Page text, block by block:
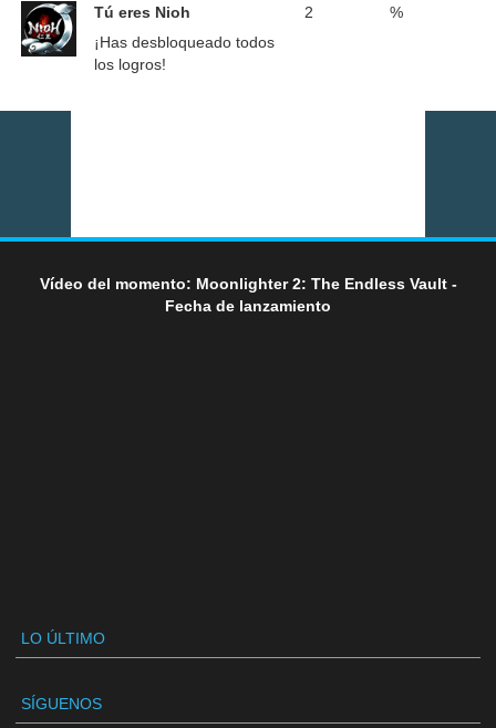
Tú eres Nioh
¡Has desbloqueado todos
los logros!
2 %
Vídeo del momento: Moonlighter 2: The Endless Vault -
Fecha de lanzamiento
LO ÚLTIMO
SÍGUENOS